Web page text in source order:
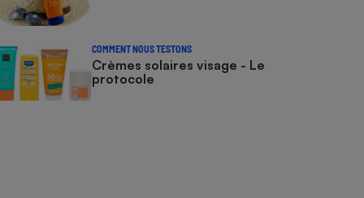
COMMENT NOUS TESTONS
Crèmes solaires visage - Le
protocole